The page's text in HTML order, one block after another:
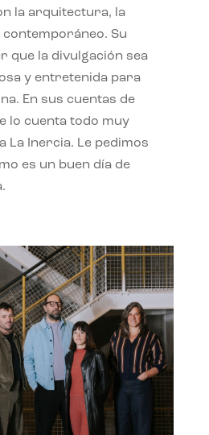
la arquitectura, la
Su
que la divulgación sea
y entretenida para
En sus cuentas de
lo cuenta todo muy
La Inercia. Le pedimos
es un buen día de